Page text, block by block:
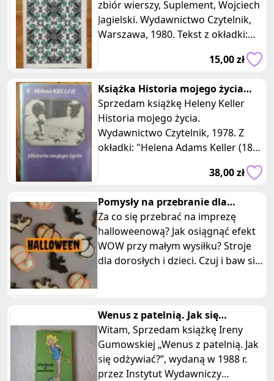
zbiór wierszy, Suplement, Wojciech
Jagielski. Wydawnictwo Czytelnik,
Warszawa, 1980. Tekst z okładki:
15,00 zł
Książka Historia mojego życia
Helena Keller Czytelnik 1978
Sprzedam książkę Heleny Keller
Historia mojego życia.
Wydawnictwo Czytelnik, 1978. Z
okładki: "Helena Adams Keller (1880
38,00 zł
Pomysły na przebranie dla
dorosłych i dzieci Halloween
Za co się przebrać na imprezę
halloweenową? Jak osiągnąć efekt
WOW przy małym wysiłku? Stroje
dla dorosłych i dzieci. Czuj i baw się
Wenus z patelnią. Jak się
odżywiać?, Irena Gumowska
Witam, Sprzedam książkę Ireny
Gumowskiej „Wenus z patelnią. Jak
się odżywiać?”, wydaną w 1988 r.
przez Instytut Wydawniczy